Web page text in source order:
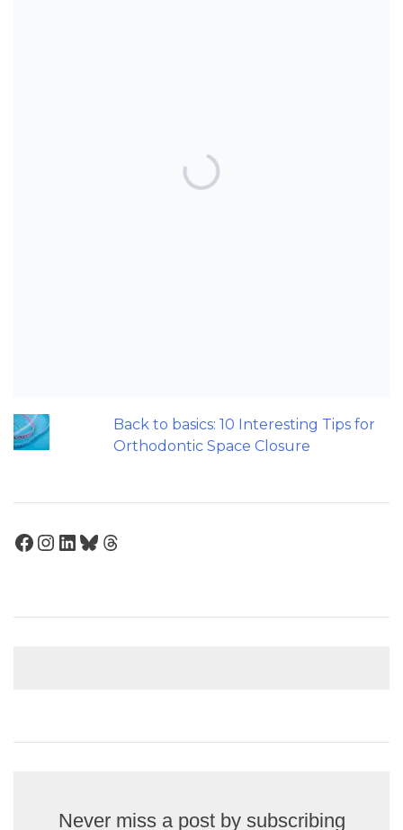
TOP POSTS & PAGES
Can AI really be used for orthodontic
Back to basics: 10 Interesting Tips for
Orthodontic Space Closure
Facebook
Instagram
LinkedIn
Bluesky
Threads
Never miss a post by subscribing